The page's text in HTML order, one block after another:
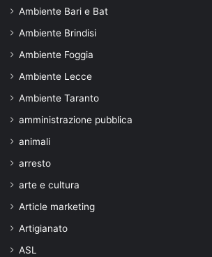
Ambiente Bari e Bat
Ambiente Brindisi
Ambiente Foggia
Ambiente Lecce
Ambiente Taranto
amministrazione pubblica
animali
arresto
arte e cultura
Article marketing
Artigianato
ASL